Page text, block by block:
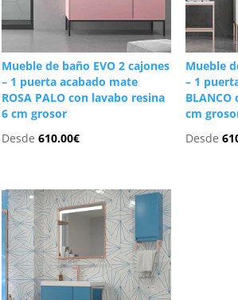
Mueble de baño EVO 2 cajones
– 1 puerta acabado mate
ROSA PALO con lavabo resina
6 cm grosor
Desde610.00€
Mueble
– 1
cm
Desde